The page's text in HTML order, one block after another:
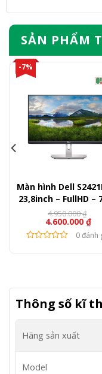
SẢN PHẨM
-7%
Màn hình Dell
23,8inch – FullHD –
– 250nits
4.950.000₫
Giá
gốc
là:
4.600.000 ₫
Giá
hiện
tại 0 đánh
Thông số kĩ
Hãng sản xuất
Model